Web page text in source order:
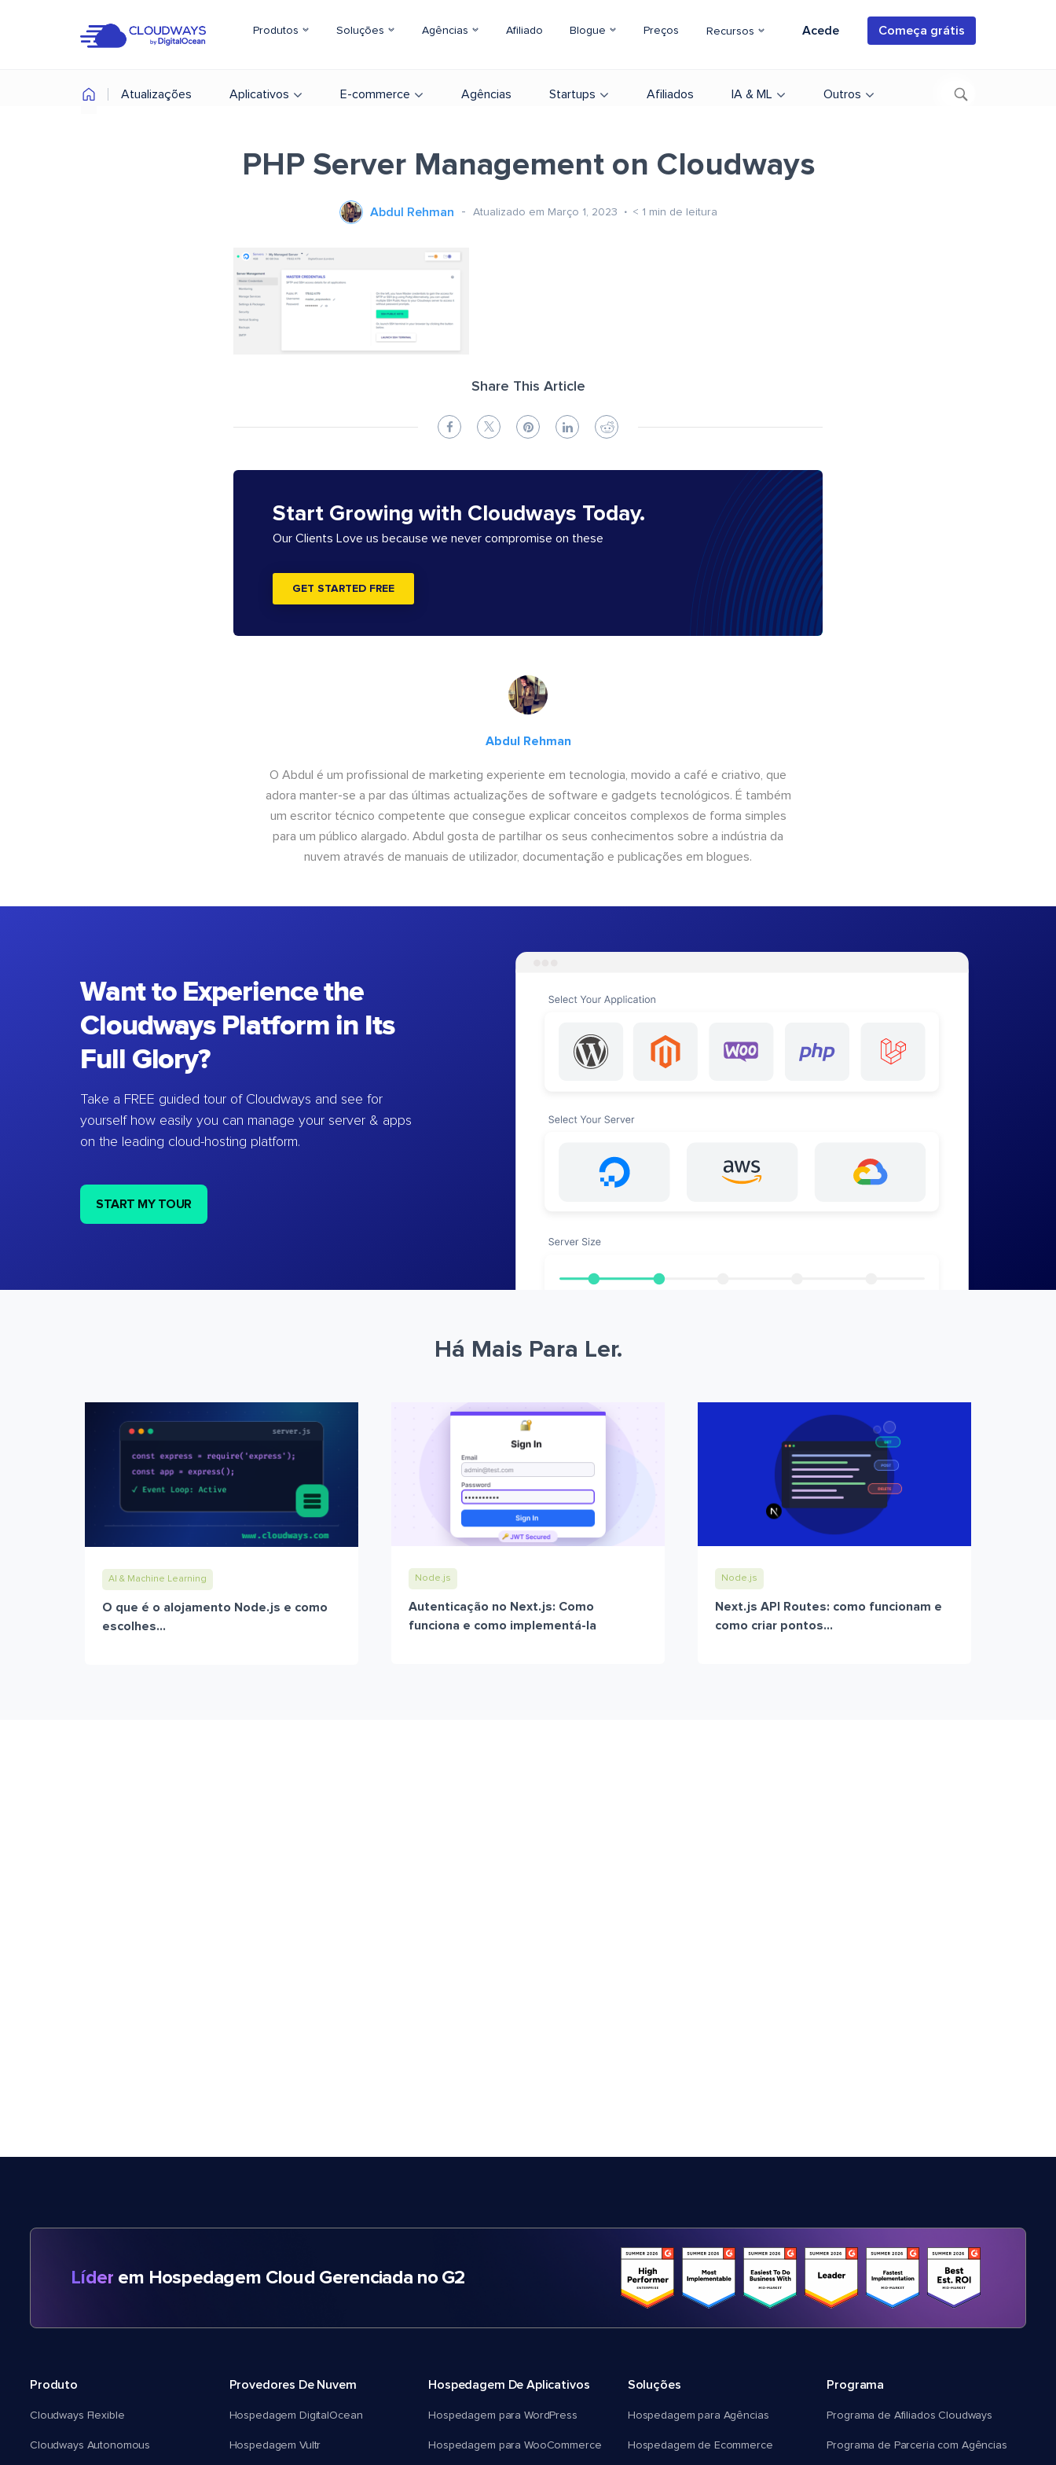
Produtos Soluções Agências Afiliado Blogue Preços Recursos Acede Começa grátis
Atualizações Aplicativos E-commerce Agências Startups Afiliados IA & ML Outros
PHP Server Management on Cloudways
Abdul Rehman Atualizado em Março 1, 2023 < 1 min de leitura
Share This Article
Start Growing with Cloudways Today.
Our Clients Love us because we never compromise on these
GET STARTED FREE
Abdul Rehman
O Abdul é um profissional de marketing experiente em tecnologia, movido a café e criativo, que
adora manter-se a par das últimas actualizações de software e gadgets tecnológicos. É também
um escritor técnico competente que consegue explicar conceitos complexos de forma simples
para um público alargado. Abdul gosta de partilhar os seus conhecimentos sobre a indústria da
nuvem através de manuais de utilizador, documentação e publicações em blogues.
Want to Experience the
Cloudways Platform in Its
Full Glory?
Take a FREE guided tour of Cloudways and see for
yourself how easily you can manage your server & apps
on the leading cloud-hosting platform.
START MY TOUR
Há Mais Para Ler.
AI & Machine Learning
O que é o alojamento Node.js e como
escolhes...
Node.js
Autenticação no Next.js: Como
funciona e como implementá-la
Node.js
Next.js API Routes: como funcionam e
como criar pontos...
Líder em Hospedagem Cloud Gerenciada no G2
Produto
Cloudways Flexible
Cloudways Autonomous
Provedores De Nuvem
Hospedagem DigitalOcean
Hospedagem Vultr
Hospedagem De Aplicativos
Hospedagem para WordPress
Hospedagem para WooCommerce
Soluções
Hospedagem para Agências
Hospedagem de Ecommerce
Programa
Programa de Afiliados Cloudways
Programa de Parceria com Agências